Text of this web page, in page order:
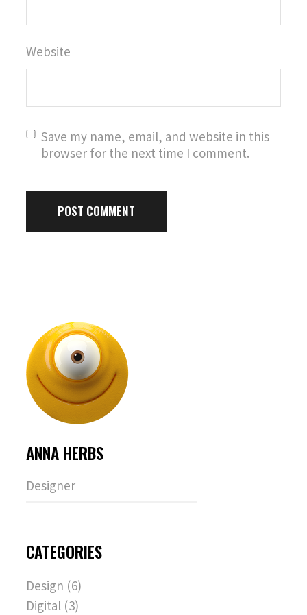
Website
Save my name, email, and website in this
browser for the next time I comment.
POST COMMENT
ANNA HERBS
Designer
CATEGORIES
Design (6)
Digital (3)